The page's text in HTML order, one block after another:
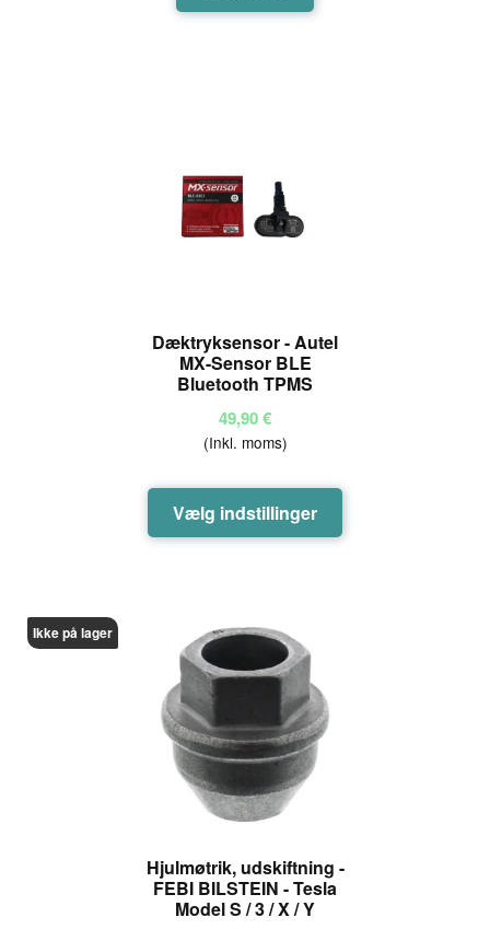
Dæktryksensor - Autel
MX-Sensor BLE
Bluetooth TPMS
49,90€
(Inkl. moms)
Vælg indstillinger
Dette
vare
Ikke på lager
Hjulmøtrik, udskiftning -
FEBI BILSTEIN - Tesla
Model S / 3 / X / Y